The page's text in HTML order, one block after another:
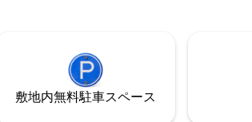
敷地内無料駐⁠車ス⁠ペ⁠ー⁠ス